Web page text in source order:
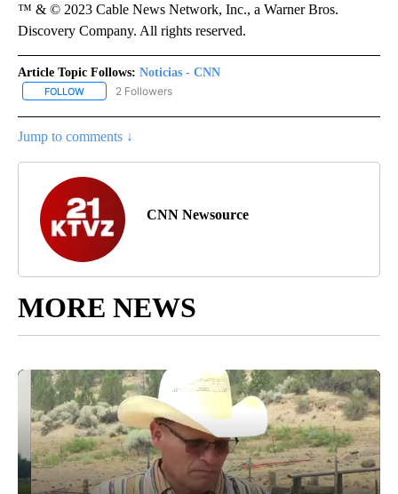
™ & © 2023 Cable News Network, Inc., a Warner Bros.
Discovery Company. All rights reserved.
Article Topic Follows: Noticias - CNN
FOLLOW FOLLOW "NOTICIAS - CNN" TO RECEIVE NOTIFICATIONS ABOUT
2 Followers
Jump to comments ↓
CNN Newsource
MORE NEWS